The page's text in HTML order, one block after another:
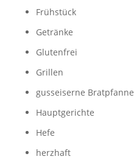
Frühstück
Getränke
Glutenfrei
Grillen
gusseiserne Bratpfanne
Hauptgerichte
Hefe
herzhaft